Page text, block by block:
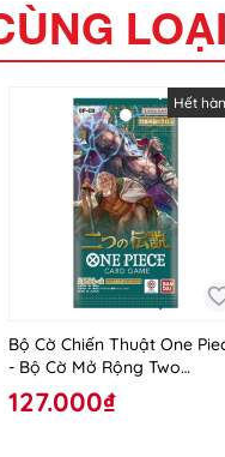
LOẠI
Hết
Bộ Cờ Chiến Thuật One
- Bộ Cờ Mở Rộng Two
Legends OP-08
127.000₫